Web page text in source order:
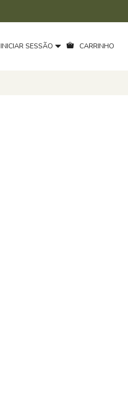
INICIAR SESSÃO CARRINHO